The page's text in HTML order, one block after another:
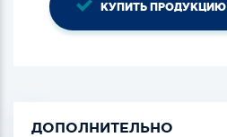
КУПИТЬ ПРОДУКЦИЮ
ДОПОЛНИТЕЛЬНО